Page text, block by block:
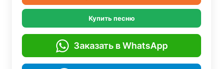
Купить песню
Заказать в WhatsApp